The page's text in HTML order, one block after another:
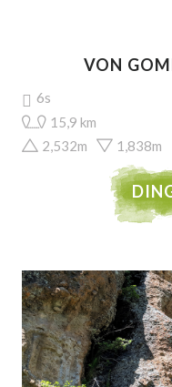
VON
6s
15,9 km
2,532m
1,838m